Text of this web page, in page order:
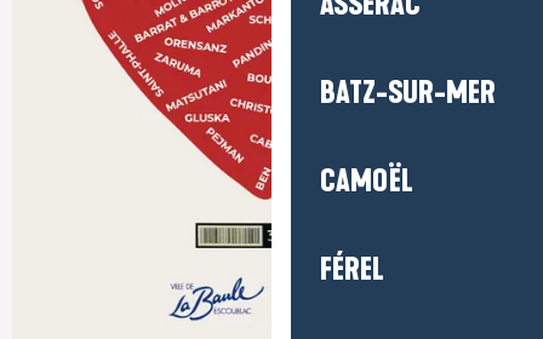
BATZ-SUR-MER
CAMOËL
FÉREL